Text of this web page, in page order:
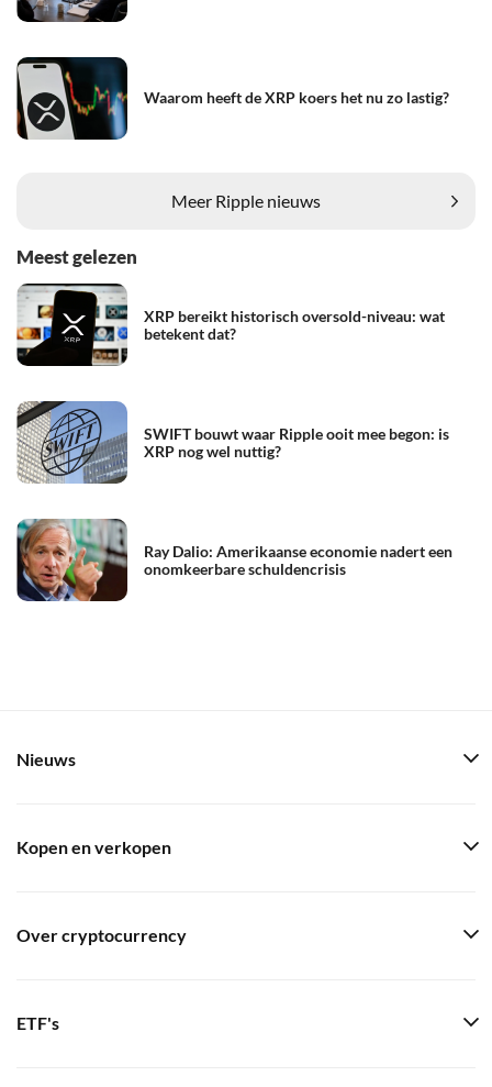
Waarom heeft de XRP koers het nu zo lastig?
Meer Ripple nieuws
Meest gelezen
XRP bereikt historisch oversold-niveau: wat
betekent dat?
SWIFT bouwt waar Ripple ooit mee begon: is
XRP nog wel nuttig?
Ray Dalio: Amerikaanse economie nadert een
onomkeerbare schuldencrisis
Nieuws
Kopen en verkopen
Over cryptocurrency
ETF's